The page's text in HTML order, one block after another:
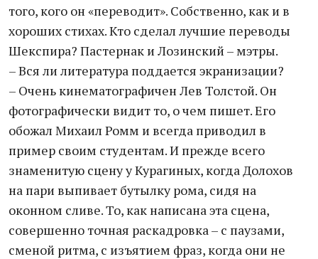
того, кого он «переводит». Собственно, как и в
хороших стихах. Кто сделал лучшие переводы
Шекспира? Пастернак и Лозинский – мэтры.
– Вся ли литература поддается экранизации?
– Очень кинематографичен Лев Толстой. Он
фотографически видит то, о чем пишет. Его
обожал Михаил Ромм и всегда приводил в
пример своим студентам. И прежде всего
знаменитую сцену у Курагиных, когда Долохов
на пари выпивает бутылку рома, сидя на
оконном сливе. То, как написана эта сцена,
совершенно точная раскадровка – с паузами,
сменой ритма, с изъятием фраз, когда они не